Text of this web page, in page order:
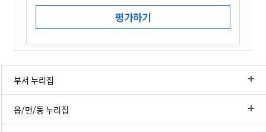
부서 누리집
읍/면/동 누리집